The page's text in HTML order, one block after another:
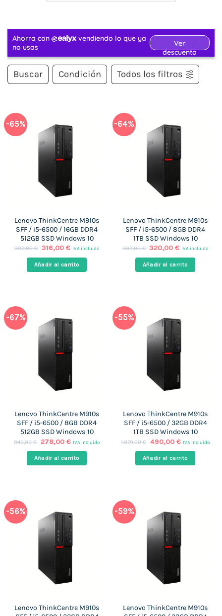
Buscar Condición Todos los filtros
-65%
Lenovo ThinkCentre M910s
SFF / i5-6500 / 16GB DDR4
512GB SSD Windows 10
909,00€ El
original
era:
316,00 €El
actual
es:
IVA incluido
Añadir al carrito
-64%
Lenovo ThinkCentre M910s
SFF / i5-6500 / 8GB DDR4
1TB SSD Windows 10
899,00€ El
original
era:
320,00€El
actual
es:
IVA incluido
Añadir al carrito
-67%
Lenovo ThinkCentre M910s
SFF / i5-6500 / 8GB DDR4
512GB SSD Windows 10
849,00€
El
original
era:
278,00 €El
actual
es:
IVA incluido
Añadir al carrito
-55%
Lenovo ThinkCentre M910s
SFF / i5-6500 / 32GB DDR4
1TB SSD Windows 10
1.079,00€ El
original
era:
490,00 €El
actual
es:
IVA incluido
Añadir al carrito
-56%
Lenovo ThinkCentre M910s
-59%
Lenovo ThinkCentre M910s